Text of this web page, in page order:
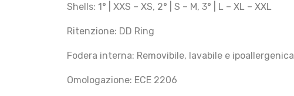
Shells: 1° | XXS – XS, 2° | S – M, 3° | L – XL – XXL
Ritenzione: DD Ring
Fodera interna: Removibile, lavabile e ipoallergenica
Omologazione: ECE 2206